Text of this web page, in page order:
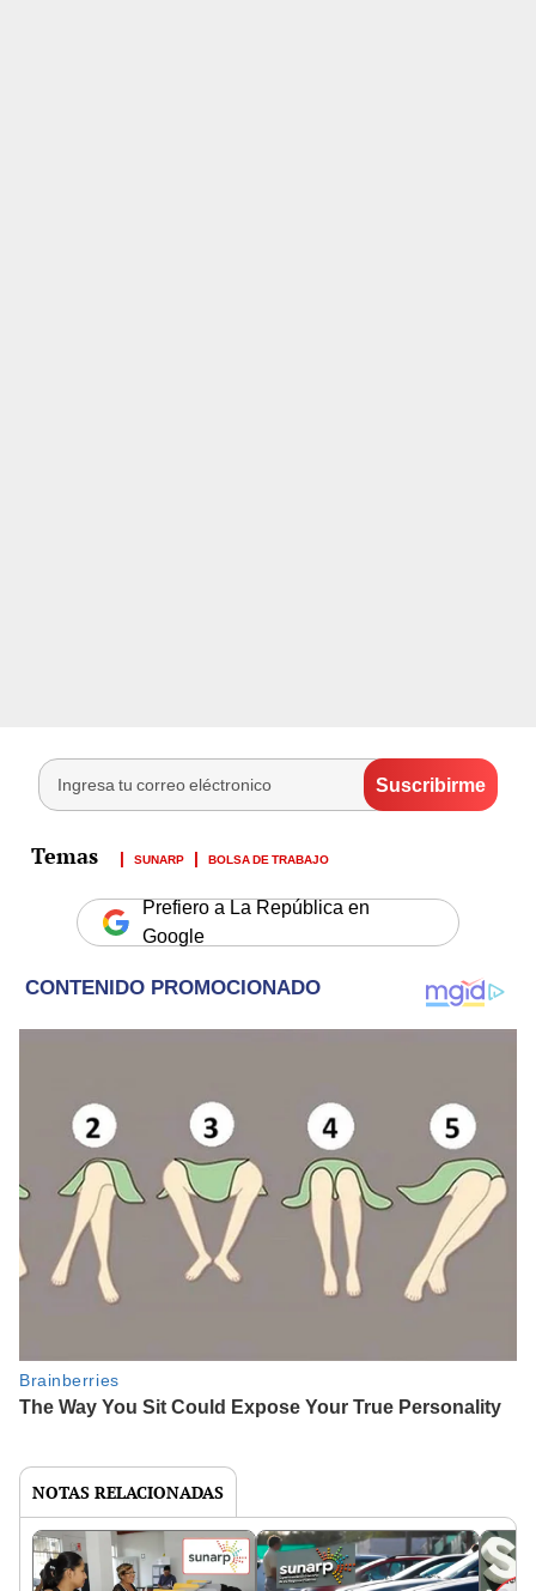
SUNARP BOLSA DE TRABAJO
Prefiero a La República en
Google
NOTAS RELACIONADAS